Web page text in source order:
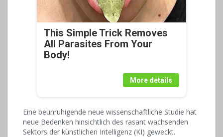
This Simple Trick Removes
All Parasites From Your
Body!
More details
Eine beunruhigende neue wissenschaftliche Studie hat
neue Bedenken hinsichtlich des rasant wachsenden
Sektors der künstlichen Intelligenz (KI) geweckt.